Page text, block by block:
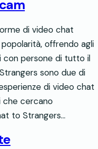
di video chat
offrendo agli
persone di tutto il
sono due di
di video chat
che cercano
to Strangers…